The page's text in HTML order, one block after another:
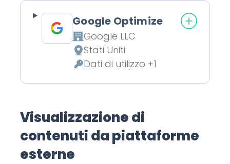
Google Optimize
Azienda:
Google LLC
Luogo del trattamento:
Stati Uniti
Dati Personali trattati:
Dati di utilizzo +1
Visualizzazione di
contenuti da piattaforme
esterne